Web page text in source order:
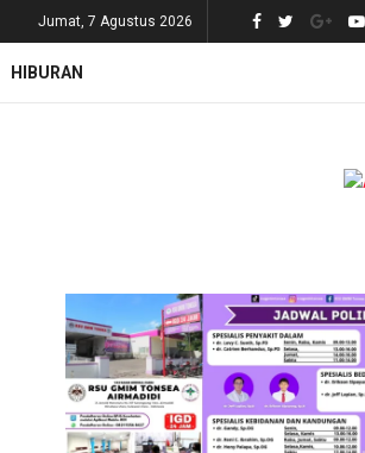
Jumat, 7 Agustus 2026
HIBURAN